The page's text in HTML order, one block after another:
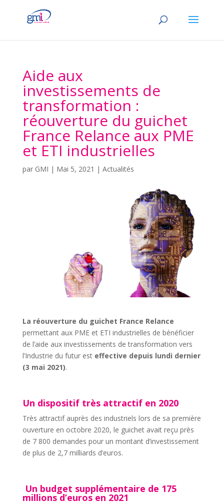
Aide aux
investissements de
transformation :
réouverture du guichet
France Relance aux PME
et ETI industrielles
par GMI | Mai 5, 2021 | Actualités
La réouverture du guichet France Relance
permettant aux PME et ETI industrielles de bénéficier
de l’aide aux investissements de transformation vers
l’Industrie du futur est effective depuis lundi dernier
(3 mai 2021).
Un dispositif très attractif en 2020
Très attractif auprès des industriels lors de sa première
ouverture en octobre 2020, le guichet avait reçu près
de 7 800 demandes pour un montant d’investissement
de plus de 2,7 milliards d’euros.
Un budget supplémentaire de 175
millions d’euros en 2021